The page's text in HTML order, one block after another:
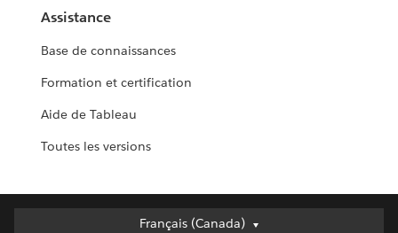
Assistance
Base de connaissances
Formation et certification
Aide de Tableau
Toutes les versions
Français (Canada)
Français (Canada)